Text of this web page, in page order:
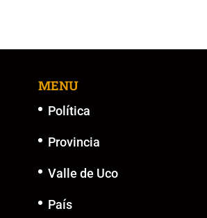
MENU
Política
Provincia
Valle de Uco
País